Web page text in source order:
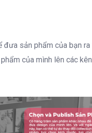
sản phẩm của bạn
của mình lên các